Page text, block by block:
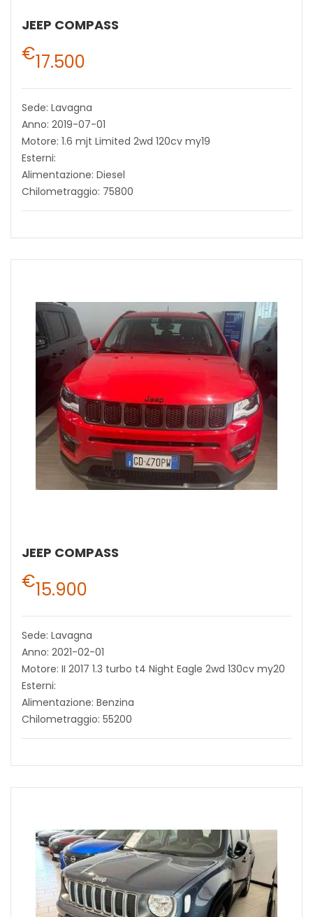
JEEP COMPASS
€17.500
Sede: Lavagna
Anno: 2019-07-01
Motore: 1.6 mjt Limited 2wd 120cv my19
Esterni:
Alimentazione: Diesel
Chilometraggio: 75800
JEEP COMPASS
€15.900
Sede: Lavagna
Anno: 2021-02-01
Motore: II 2017 1.3 turbo t4 Night Eagle 2wd 130cv my20
Esterni:
Alimentazione: Benzina
Chilometraggio: 55200